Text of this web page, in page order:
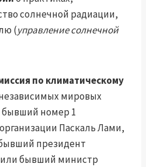
солнечной радиации,
(управление солнечной
по климатическому
мировых
бывший номер 1
Паскаль Лами,
президент
или бывший министр